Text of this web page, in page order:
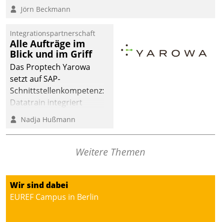
Jörn Beckmann
Integrationspartnerschaft
Alle Aufträge im
Blick und im Griff
Das Proptech Yarowa
setzt auf SAP-
Schnittstellenkompetenz:
Datatrain integriert
Yarowas Portal zur
Vergabe und Verwaltung
von Aufträgen der
SAP-Systemlandschaft
deutscher
Wohnungsunternehmen
Nadja Hußmann
Weitere Themen
Wir sind dabei
EUREF Campus in Berlin